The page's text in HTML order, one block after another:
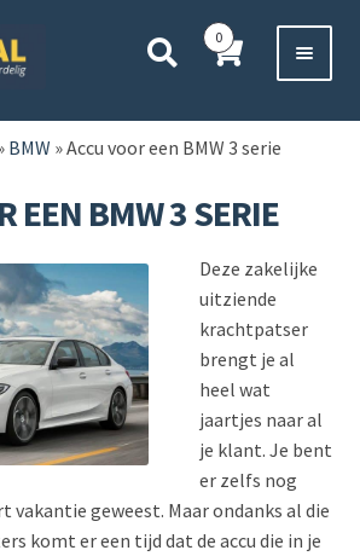
BMW »Accu voor een BMW 3 serie
EEN BMW 3 SERIE
Deze zakelijke
uitziende
krachtpatser
brengt je al
heel wat
jaartjes naar al
je klant. Je bent
er zelfs nog
vakantie geweest. Maar ondanks al die
komt er een tijd dat de accu die in je
0